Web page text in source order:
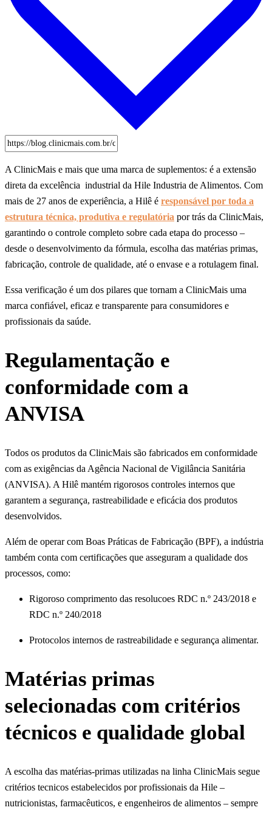
A ClinicMais e mais que uma marca de suplementos: é a extensão
direta da excelência industrial da Hile Industria de Alimentos. Com
mais de 27 anos de experiência, a Hilê é responsável por toda a
estrutura técnica, produtiva e regulatória por trás da ClinicMais,
garantindo o controle completo sobre cada etapa do processo –
desde o desenvolvimento da fórmula, escolha das matérias primas,
fabricação, controle de qualidade, até o envase e a rotulagem final.
Essa verificação é um dos pilares que tornam a ClinicMais uma
marca confiável, eficaz e transparente para consumidores e
profissionais da saúde.
Regulamentação e
conformidade com a
ANVISA
Todos os produtos da ClinicMais são fabricados em conformidade
com as exigências da Agência Nacional de Vigilância Sanitária
(ANVISA). A Hilê mantém rigorosos controles internos que
garantem a segurança, rastreabilidade e eficácia dos produtos
desenvolvidos.
Além de operar com Boas Práticas de Fabricação (BPF), a indústria
também conta com certificações que asseguram a qualidade dos
processos, como:
Rigoroso comprimento das resolucoes RDC n.º 243/2018 e
RDC n.º 240/2018
Protocolos internos de rastreabilidade e segurança alimentar.
Matérias primas
selecionadas com critérios
técnicos e qualidade global
A escolha das matérias-primas utilizadas na linha ClinicMais segue
critérios tecnicos estabelecidos por profissionais da Hile –
nutricionistas, farmacêuticos, e engenheiros de alimentos – sempre